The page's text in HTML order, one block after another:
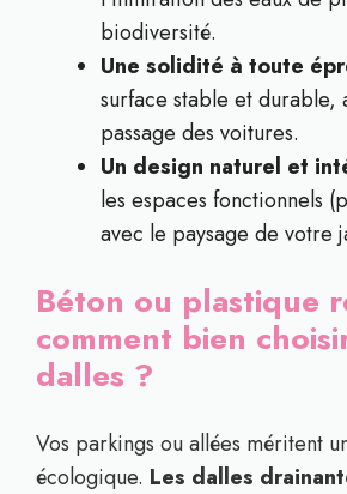
biodiversité.
Une solidité à toute
surface stable et durable,
passage des voitures.
Un design naturel et
les espaces fonctionnels
avec le paysage de votre
Béton ou plastique
comment bien
dalles ?
Vos parkings ou allées méritent
écologique. Les dalles